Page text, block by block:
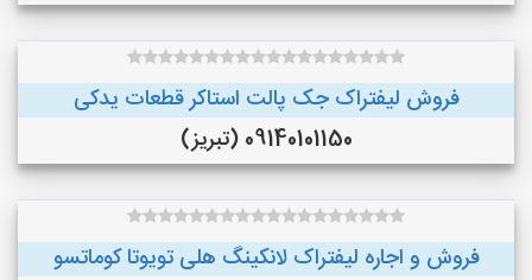
فروش لیفتراک جک پالت استاکر قطعات یدکی
09140101150 (تبریز)
فروش و اجاره لیفتراک لانکینگ هلی تویوتا کوماتسو